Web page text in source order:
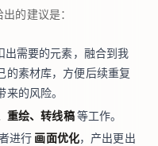
的建议是：
出需要的元素，融合到我
的素材库，方便后续重复
的风险。
重绘、转线稿等工作。
进行 画面优化，产出更出